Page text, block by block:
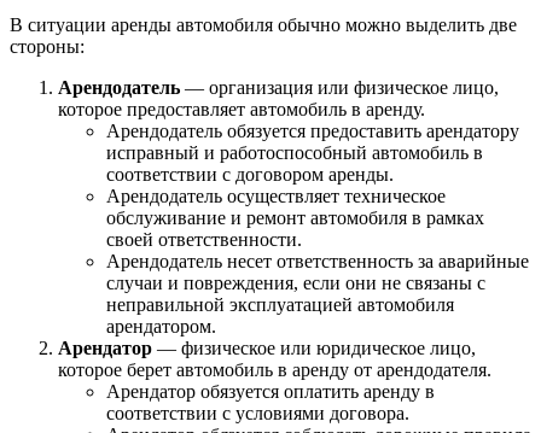
В ситуации аренды автомобиля обычно можно выделить две
стороны:
Арендодатель — организация или физическое лицо,
которое предоставляет автомобиль в аренду.
Арендодатель обязуется предоставить арендатору
исправный и работоспособный автомобиль в
соответствии с договором аренды.
Арендодатель осуществляет техническое
обслуживание и ремонт автомобиля в рамках
своей ответственности.
Арендодатель несет ответственность за аварийные
случаи и повреждения, если они не связаны с
неправильной эксплуатацией автомобиля
арендатором.
Арендатор — физическое или юридическое лицо,
которое берет автомобиль в аренду от арендодателя.
Арендатор обязуется оплатить аренду в
соответствии с условиями договора.